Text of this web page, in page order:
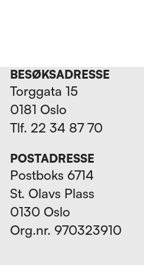
BESØKSADRESSE
Torggata 15
0181 Oslo
Tlf. 22 34 87 70
POSTADRESSE
Postboks 6714
St. Olavs Plass
0130 Oslo
Org.nr. 970323910